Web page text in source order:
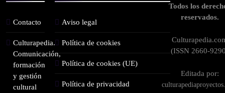
Contacto
Culturapedia.
Comunicación,
formación
y gestión
cultural
Aviso legal
Política de cookies
Política de cookies (UE)
Política de privacidad
Todos los
reservados.
(ISSN 2660-
Editada por: